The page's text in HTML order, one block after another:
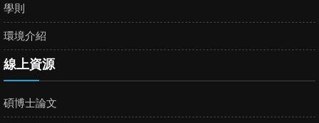
學則
環境介紹
線上資源
碩博士論文